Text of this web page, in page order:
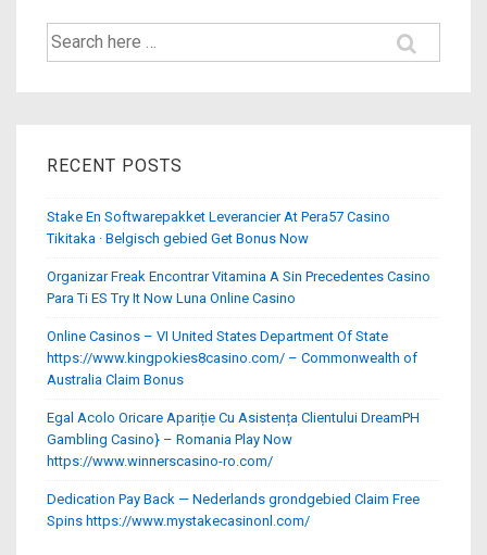
Search
RECENT POSTS
Stake En Softwarepakket Leverancier At Pera57 Casino
Tikitaka · Belgisch gebied Get Bonus Now
Organizar Freak Encontrar Vitamina A Sin Precedentes Casino
Para Ti ES Try It Now Luna Online Casino
Online Casinos – VI United States Department Of State
https://www.kingpokies8casino.com/ – Commonwealth of
Australia Claim Bonus
Egal Acolo Oricare Apariție Cu Asistența Clientului DreamPH
Gambling Casino} – Romania Play Now
https://www.winnerscasino-ro.com/
Dedication Pay Back — Nederlands grondgebied Claim Free
Spins https://www.mystakecasinonl.com/